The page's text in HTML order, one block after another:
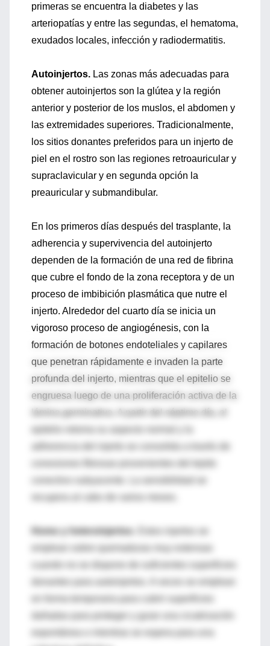
primeras se encuentra la diabetes y las
arteriopatías y entre las segundas, el hematoma,
exudados locales, infección y radiodermatitis.
Autoinjertos. Las zonas más adecuadas para
obtener autoinjertos son la glútea y la región
anterior y posterior de los muslos, el abdomen y
las extremidades superiores. Tradicionalmente,
los sitios donantes preferidos para un injerto de
piel en el rostro son las regiones retroauricular y
supraclavicular y en segunda opción la
preauricular y submandibular.
En los primeros días después del trasplante, la
adherencia y supervivencia del autoinjerto
dependen de la formación de una red de fibrina
que cubre el fondo de la zona receptora y de un
proceso de imbibición plasmática que nutre el
injerto. Alrededor del cuarto día se inicia un
vigoroso proceso de angiogénesis, con la
formación de botones endoteliales y capilares
que penetran rápidamente e invaden la parte
profunda del injerto, mientras que el epitelio se
engruesa luego de una proliferación activa de la
lámina germinativa. A partir del séptimo día, el
epitelio retoma su aspecto normal y la
recupera al cabo de varios meses.
Homo y heteroinjertos
cuando no se dispone de suficientes superficies
en forma temporaria para cubrir superficies
dañadas para proteger y guiar una cicatrización